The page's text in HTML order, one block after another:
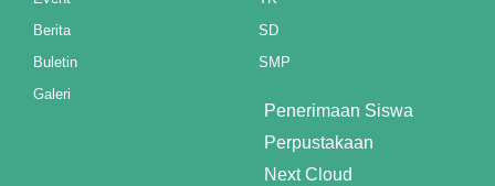
Berita
Buletin
Galeri
SD
SMP
Penerimaan Siswa
Perpustakaan
Next Cloud